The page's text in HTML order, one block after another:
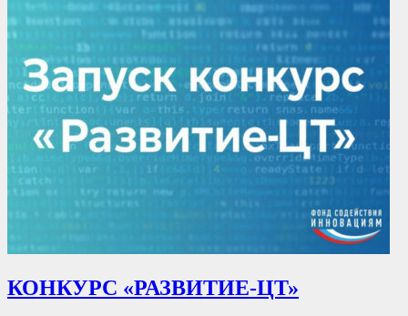
КОНКУРС «РАЗВИТИЕ-ЦТ»